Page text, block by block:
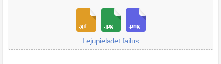
Lejupielādēt failus